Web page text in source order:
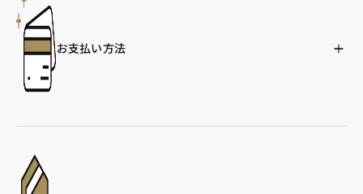
お支払い方法